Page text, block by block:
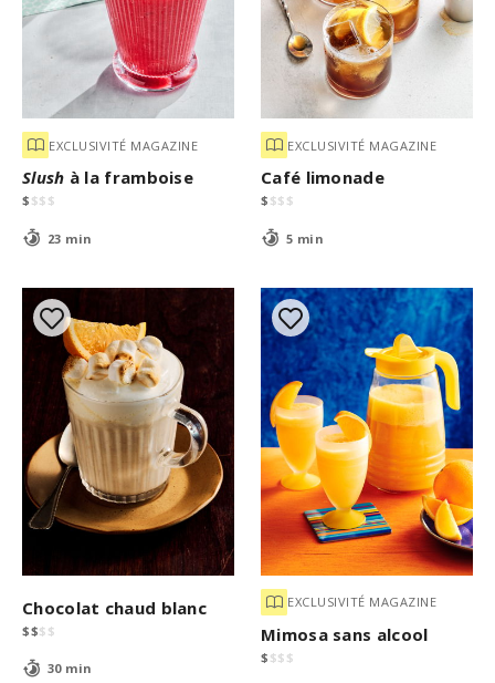
EXCLUSIVITÉ MAGAZINE
Slush à la framboise
$ $$ $
23 min
EXCLUSIVITÉ MAGAZINE
Café limonade
$ $$ $
5 min
Chocolat chaud blanc
$$$ $
30 min
EXCLUSIVITÉ MAGAZINE
Mimosa sans alcool
$ $$ $